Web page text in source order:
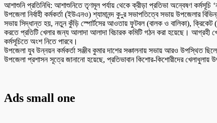
আশাশুনি প্রতিনিধি: আশাশুনিতে তৃণমূল পর্যায় থেকে ক্রীড়া প্রতিভা অন্বেষণ
উপজেলা নির্বাহী কর্মকর্তা (ইউএনও) শ্যামানন্দ কু-ুর সভাপতিত্বে সভায় উপজেলার
সভায় সিদ্ধান্ত হয়, নতুন কুঁড়ি স্পোর্টসের আওতায় ফুটবল (বালক ও বালিকা), ক্রিকেট
করতে প্রতিটি খেলার জন্য আলাদা আলাদা বিচারক কমিটি গঠন করা হয়েছে। আগ্রহী
কর্মসূচিতে অংশ নিতে পারবে।
উপজেলা যুব উন্নয়ন কর্মকর্তা সঞ্জীব কুমার দাশের সঞ্চালনায় সভায় আরও উপস্থিত
উপজেলা প্রশাসন সূত্রে জানানো হয়েছে, প্রতিভাবান কিশোর-কিশোরীদের খেলাধুলায়
Ads small one